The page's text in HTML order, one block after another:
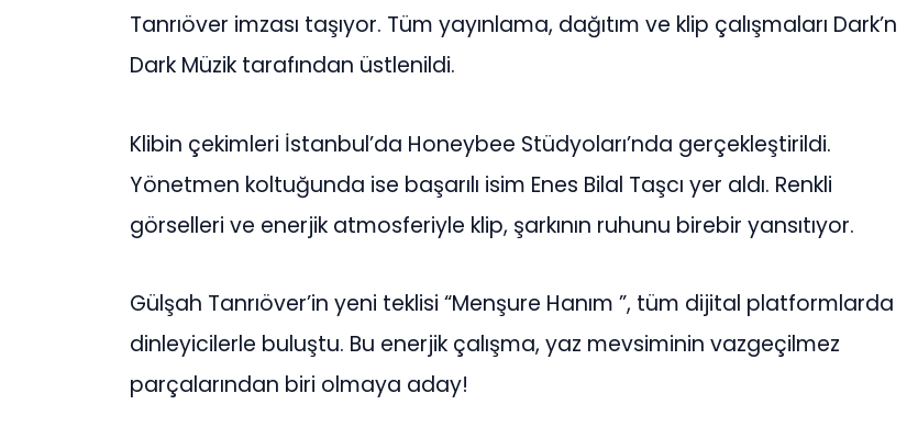
Tanrıöver imzası taşıyor. Tüm yayınlama, dağıtım ve klip çalışmaları Dark’n
Dark Müzik tarafından üstlenildi.
Klibin çekimleri İstanbul’da Honeybee Stüdyoları’nda gerçekleştirildi.
Yönetmen koltuğunda ise başarılı isim Enes Bilal Taşcı yer aldı. Renkli
görselleri ve enerjik atmosferiyle klip, şarkının ruhunu birebir yansıtıyor.
Gülşah Tanrıöver’in yeni teklisi “Menşure Hanım ”, tüm dijital platformlarda
dinleyicilerle buluştu. Bu enerjik çalışma, yaz mevsiminin vazgeçilmez
parçalarından biri olmaya aday!